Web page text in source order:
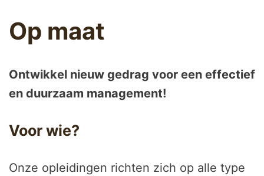
Op maat
Ontwikkel nieuw gedrag voor een effectief
en duurzaam management!
Voor wie?
Onze opleidingen richten zich op alle type